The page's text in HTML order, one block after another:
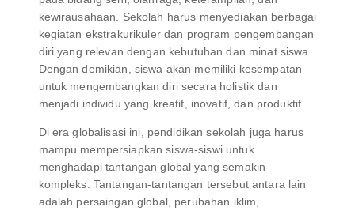
kewirausahaan. Sekolah harus menyediakan berbagai
kegiatan ekstrakurikuler dan program pengembangan
diri yang relevan dengan kebutuhan dan minat siswa.
Dengan demikian, siswa akan memiliki kesempatan
untuk mengembangkan diri secara holistik dan
menjadi individu yang kreatif, inovatif, dan produktif.
Di era globalisasi ini, pendidikan sekolah juga harus
mampu mempersiapkan siswa-siswi untuk
menghadapi tantangan global yang semakin
kompleks. Tantangan-tantangan tersebut antara lain
adalah persaingan global, perubahan iklim,